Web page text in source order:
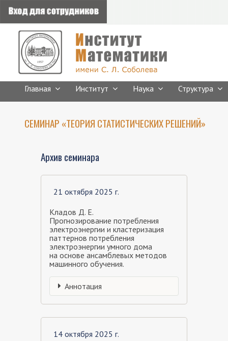
Главная Институт Наука Структура
СЕМИНАР «ТЕОРИЯ СТАТИСТИЧЕСКИХ РЕШЕНИЙ»
Архив семинара
21 октября 2025 г.
Кладов Д. Е.
Прогнозирование потребления
электроэнергии и кластеризация
паттернов потребления
электроэнергии умного дома
на основе ансамблевых методов
машинного обучения.
Аннотация
14 октября 2025 г.